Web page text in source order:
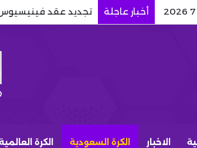
أخبار عاجلة تجديد عقد
الاخبار الكرة السعودية الكرة